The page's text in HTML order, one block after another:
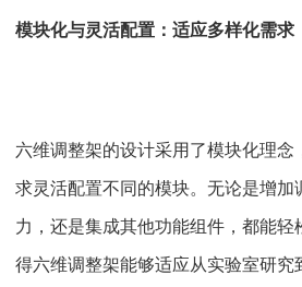
模块化与灵活配置：适应多样化需求
六维调整架的设计采用了模块化理
求灵活配置不同的模块。无论是增
力，还是集成其他功能组件，都能
得六维调整架能够适应从实验室研